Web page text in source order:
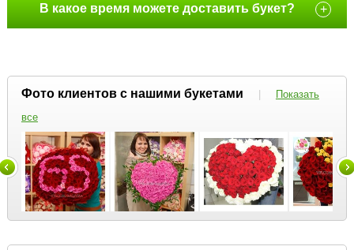
В какое время можете доставить букет? +
Фото клиентов с нашими букетами |
Показать
все